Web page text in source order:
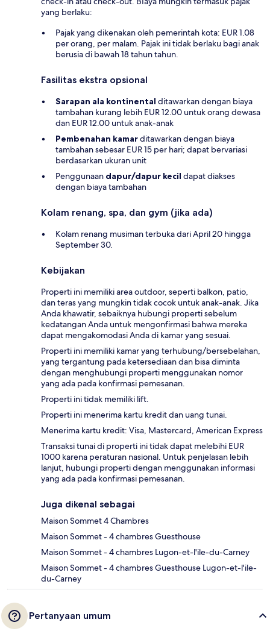
yang berlaku:
Pajak yang dikenakan oleh pemerintah kota: EUR 1.08
per orang, per malam. Pajak ini tidak berlaku bagi anak
berusia di bawah 18 tahun tahun.
Fasilitas ekstra opsional
Sarapan ala kontinental ditawarkan dengan biaya
tambahan kurang lebih EUR 12.00 untuk orang dewasa
dan EUR 12.00 untuk anak-anak
Pembenahan kamarditawarkan dengan biaya
tambahan sebesar EUR 15 per hari; dapat bervariasi
berdasarkan ukuran unit
Penggunaan dapur/dapur kecil dapat diakses
dengan biaya tambahan
Kolam renang, spa, dan gym (jika ada)
Kolam renang musiman terbuka dari April 20 hingga
September 30.
Kebijakan
Properti ini memiliki area outdoor, seperti balkon, patio,
dan teras yang mungkin tidak cocok untuk anak-anak. Jika
Anda khawatir, sebaiknya hubungi properti sebelum
kedatangan Anda untuk mengonfirmasi bahwa mereka
dapat mengakomodasi Anda di kamar yang sesuai.
Properti ini memiliki kamar yang terhubung/bersebelahan,
yang tergantung pada ketersediaan dan bisa diminta
dengan menghubungi properti menggunakan nomor
yang ada pada konfirmasi pemesanan.
Properti ini tidak memiliki lift.
Properti ini menerima kartu kredit dan uang tunai.
Menerima kartu kredit: Visa, Mastercard, American Express
Transaksi tunai di properti ini tidak dapat melebihi EUR
1000 karena peraturan nasional. Untuk penjelasan lebih
lanjut, hubungi properti dengan menggunakan informasi
yang ada pada konfirmasi pemesanan.
Juga dikenal sebagai
Maison Sommet 4 Chambres
Maison Sommet - 4 chambres Guesthouse
Maison Sommet - 4 chambres Lugon-et-l'ile-du-Carney
Maison Sommet - 4 chambres Guesthouse Lugon-et-l'ile-
du-Carney
Pertanyaan umum